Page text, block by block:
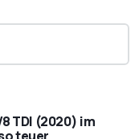
TDI (2020) im